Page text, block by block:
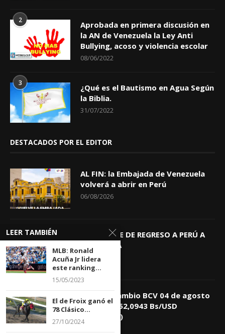
2
Aprobada en primera discusión en
la AN de Venezuela la Ley Anti
Bullying, acoso y violencia escolar
08/06/2022
3
¿Qué es el Bautismo en Agua Según
la Biblia.
31/07/2022
DESTACADOS POR EL EDITOR
AL FIN: la Embajada de Venezuela
volverá a abrir en Perú
06/08/2026
KEIKO TRAE DE REGRESO A PERÚ A
GIOVANNA
04/08/2026
Tasa de Cambio BCV 04 de agosto
de 2026: 752,0943 Bs/USD
(+0,4418%)
LEER TAMBIÉN
MLB: Ronald
Acuña Jr lidera
este ranking...
15/05/2023
El de Froix ganó el
78 Clásico...
27/10/2024